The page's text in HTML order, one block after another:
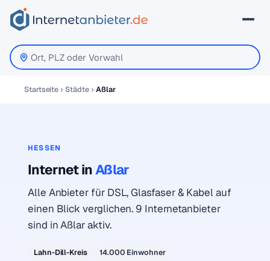
Startseite Städte Aßlar
HESSEN
Internet inAßlar
Alle Anbieter für DSL, Glasfaser & Kabel auf
einen Blick verglichen. 9 Internetanbieter
sind in Aßlar aktiv.
Lahn-Dill-Kreis
14.000 Einwohner